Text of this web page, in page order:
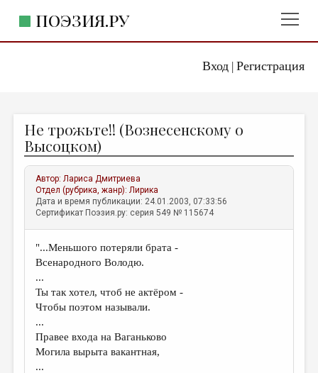
Вход| Регистрация
ПОЭЗИЯ.РУ
ЖАНРЫ
АВТОРЫ
КОММЕНТАРИИ
ЛИТСАЛОН
ПРАВИЛА САЙТА
ОТДЕЛЫ И РУБРИКИ
ИЗБРАННОЕ
ДАЙДЖЕСТ
Не трожьте!! (Вознесенскому о
Высоцком)
Автор:Лариса Дмитриева
Отдел (рубрика, жанр):Лирика
Дата и время публикации: 24.01.2003, 07:33:56
Сертификат Поэзия.ру: серия 549 № 115674
"...Меньшого потеряли брата -
Всенародного Володю.
...
Ты так хотел, чтоб не актёром -
Чтобы поэтом называли.
...
Правее входа на Ваганьково
Могила вырыта вакантная,
...